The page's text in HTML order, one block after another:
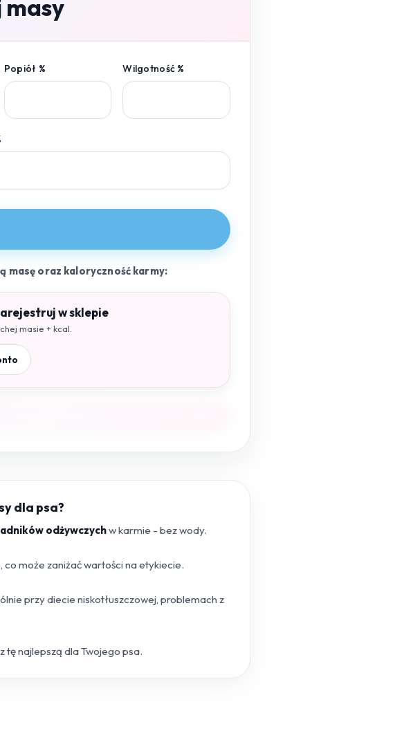
Popiół % Wilgotność %
masę oraz kaloryczność karmy:
w sklepie
masie + kcal.
dla psa?
odżywczychw karmie - bez wody.
może zaniżać wartości na etykiecie.
przy diecie niskotłuszczowej, problemach z
tę najlepszą dla Twojego psa.